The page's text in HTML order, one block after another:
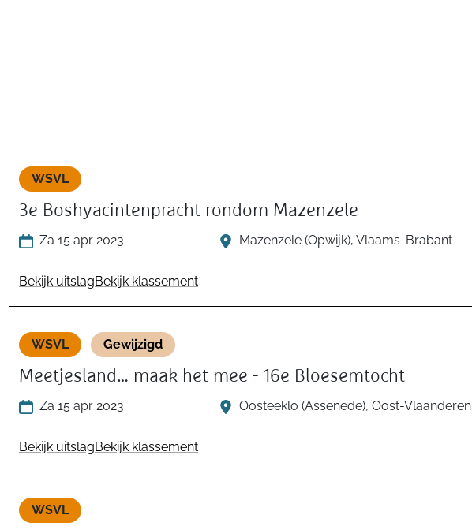
WSVL
3e Boshyacintenpracht rondom Mazenzele
Za 15 apr 2023 Mazenzele (Opwijk), Vlaams-Brabant
Bekijk uitslagBekijk klassement
WSVL Gewijzigd
Meetjesland… maak het mee - 16e Bloesemtocht
Za 15 apr 2023 Oosteeklo (Assenede), Oost-Vlaanderen
Bekijk uitslagBekijk klassement
WSVL